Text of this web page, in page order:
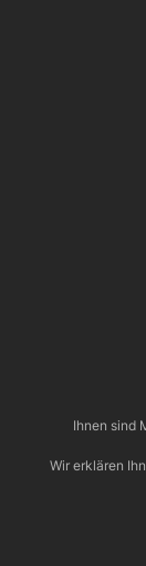
Ihnen sind
Wir erklären